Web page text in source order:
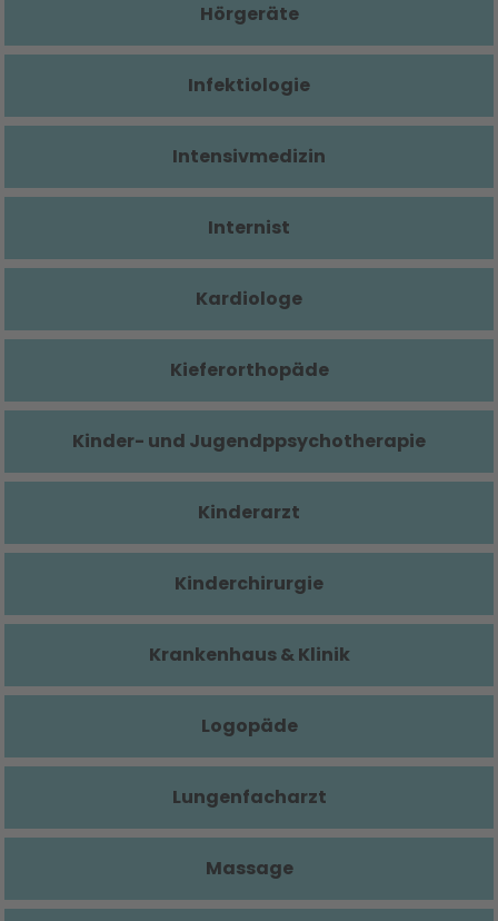
Hörgeräte
Infektiologie
Intensivmedizin
Internist
Kardiologe
Kieferorthopäde
Kinder- und Jugendppsychotherapie
Kinderarzt
Kinderchirurgie
Krankenhaus & Klinik
Logopäde
Lungenfacharzt
Massage